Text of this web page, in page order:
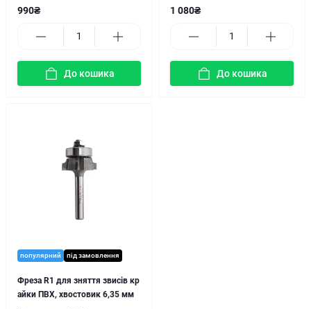
990₴
До кошика
1 080₴
До кошика
популярний під замовлення
Фреза R1 для зняття звисів кр
айки ПВХ, хвостовик 6,35 мм